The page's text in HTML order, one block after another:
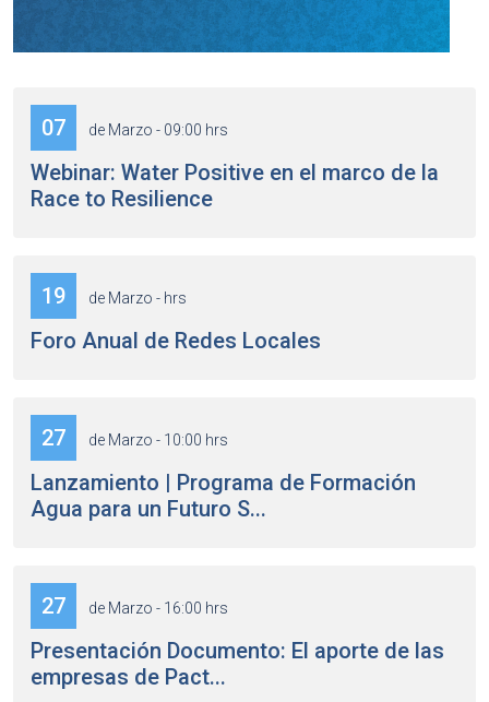
07 de Marzo - 09:00 hrs
Webinar: Water Positive en el marco de la
Race to Resilience
19 de Marzo - hrs
Foro Anual de Redes Locales
27 de Marzo - 10:00 hrs
Lanzamiento | Programa de Formación
Agua para un Futuro S...
27 de Marzo - 16:00 hrs
Presentación Documento: El aporte de las
empresas de Pact...